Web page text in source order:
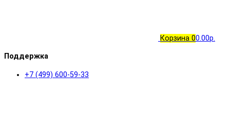
Корзина 00.00р.
Поддержка
+7 (499) 600-59-33